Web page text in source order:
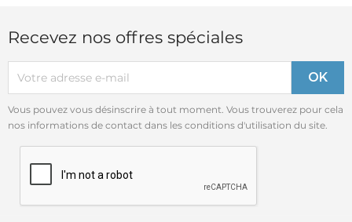
Recevez nos offres spéciales
Vous pouvez vous désinscrire à tout moment. Vous trouverez pour cela
nos informations de contact dans les conditions d'utilisation du site.